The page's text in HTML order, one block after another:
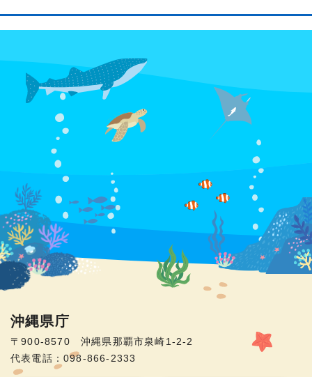
沖縄県庁
〒900-8570 沖縄県那覇市泉崎1-2-2
代表電話：098-866-2333